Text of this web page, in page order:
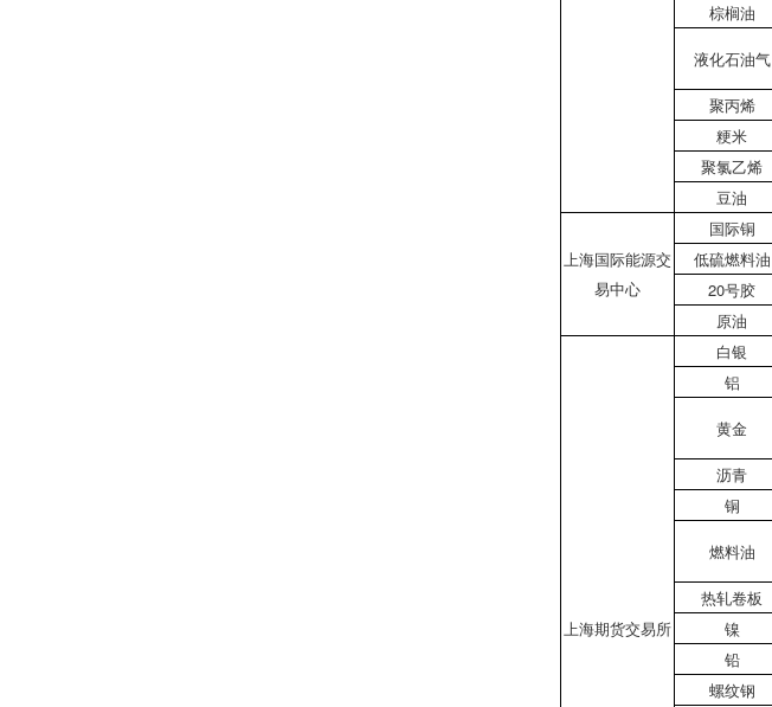
棕榈油
液化石油气
聚丙烯
粳米
聚氯乙烯
豆油
上海国际能源交
易中心
国际铜
低硫燃料油
20号胶
原油
上海期货交易所
白银
铝
黄金
沥青
铜
燃料油
热轧卷板
镍
铅
螺纹钢